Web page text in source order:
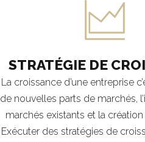
STRATÉGIE DE
La croissance d’une entreprise
de nouvelles parts de marchés,
marchés existants et la
Exécuter des stratégies de